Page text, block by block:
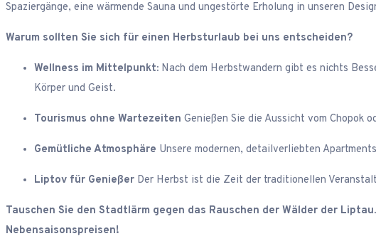
Spaziergänge, eine wärmende Sauna und ungestörte Erholung in unseren
Warum sollten Sie sich für einen Herbsturlaub bei uns entscheiden?
Wellness im Mittelpunkt: Nach dem Herbstwandern gibt es nichts
Körper und Geist.
Tourismus ohne Wartezeiten Genießen Sie die Aussicht vom Chopok
Gemütliche Atmosphäre Unsere modernen, detailverliebten
Liptov für Genießer Der Herbst ist die Zeit der traditionellen
Tauschen Sie den Stadtlärm gegen das Rauschen der Wälder der Liptau.
Nebensaisonspreisen!